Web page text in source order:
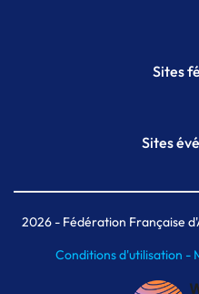
Sites
Sites
Meeting
MAIF
2026- Fédération Française
Conditions d'utilisation -